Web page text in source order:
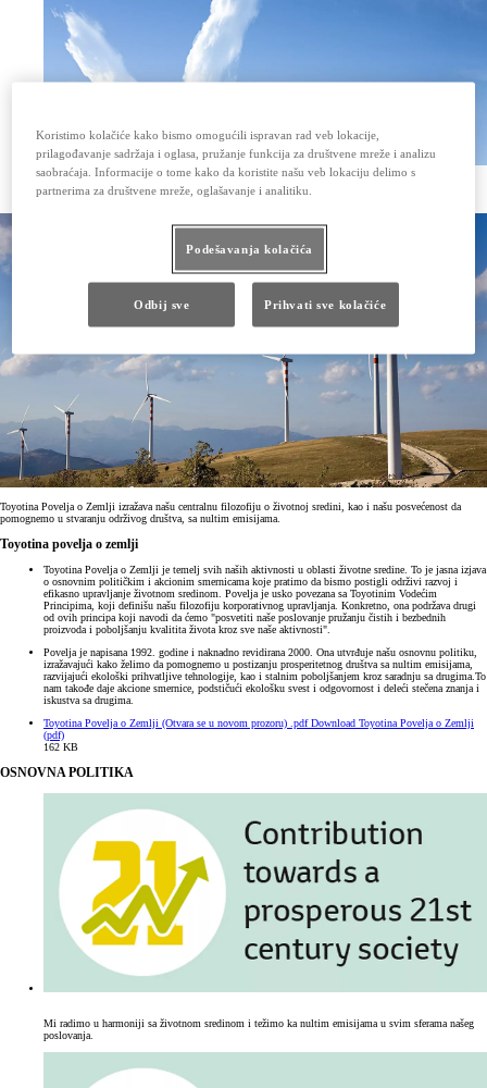
Nastojimo da ispunimo i održimo međunarodno priznate ekološke standarde.
Toyotina Povelja o Zemlji izražava našu centralnu filozofiju o životnoj sredini, kao i našu posvećenost da
pomognemo u stvaranju održivog društva, sa nultim emisijama.
Toyotina povelja o zemlji
Toyotina Povelja o Zemlji je temelj svih naših aktivnosti u oblasti životne sredine. To je jasna izjava
o osnovnim političkim i akcionim smernicama koje pratimo da bismo postigli održivi razvoj i
efikasno upravljanje životnom sredinom. Povelja je usko povezana sa Toyotinim Vodećim
Principima, koji definišu našu filozofiju korporativnog upravljanja. Konkretno, ona podržava drugi
od ovih principa koji navodi da ćemo "posvetiti naše poslovanje pružanju čistih i bezbednih
proizvoda i poboljšanju kvalitita života kroz sve naše aktivnosti".
Povelja je napisana 1992. godine i naknadno revidirana 2000. Ona utvrđuje našu osnovnu politiku,
izražavajući kako želimo da pomognemo u postizanju prosperitetnog društva sa nultim emisijama,
razvijajući ekološki prihvatljive tehnologije, kao i stalnim poboljšanjem kroz saradnju sa drugima.To
nam takođe daje akcione smernice, podstičući ekološku svest i odgovornost i deleći stečena znanja i
iskustva sa drugima.
Toyotina Povelja o Zemlji (Otvara se u novom prozoru) .pdfDownload Toyotina Povelja o Zemlji
(pdf)
162 KB
OSNOVNA POLITIKA
Mi radimo u harmoniji sa životnom sredinom i težimo ka nultim emisijama u svim sferama našeg
poslovanja.
Koristimo kolačiće kako bismo omogućili ispravan rad veb lokacije,
prilagođavanje sadržaja i oglasa, pružanje funkcija za društvene mreže i analizu
saobraćaja. Informacije o tome kako da koristite našu veb lokaciju delimo s
partnerima za društvene mreže, oglašavanje i analitiku.
Podešavanja kolačića
Odbij sve Prihvati sve kolačiće